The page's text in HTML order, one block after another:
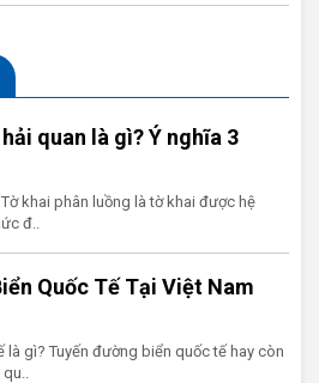
quan là gì? Ý nghĩa 3
khai phân luồng là tờ khai được hệ
đ..
Quốc Tế Tại Việt Nam
là gì? Tuyến đường biển quốc tế hay còn